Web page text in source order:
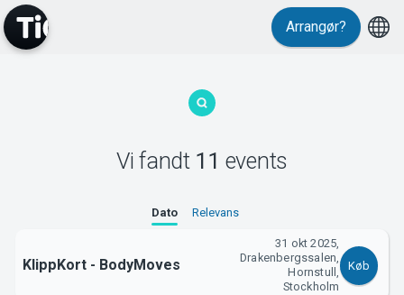
MyTickster
Arrangør?
Vi fandt 11 events
Dato Relevans
KlippKort - BodyMoves
31 okt 2025,
Drakenbergssalen,
Hornstull,
Stockholm
Køb